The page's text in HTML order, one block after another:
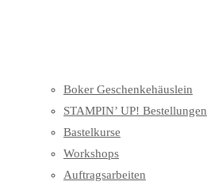
Boker Geschenkehäuslein
STAMPIN’ UP! Bestellungen
Bastelkurse
Workshops
Auftragsarbeiten